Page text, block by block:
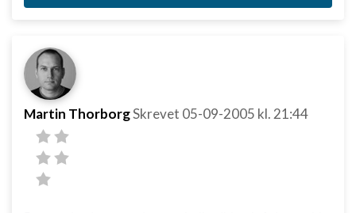
Martin ThorborgSkrevet 05-09-2005 kl. 21:44